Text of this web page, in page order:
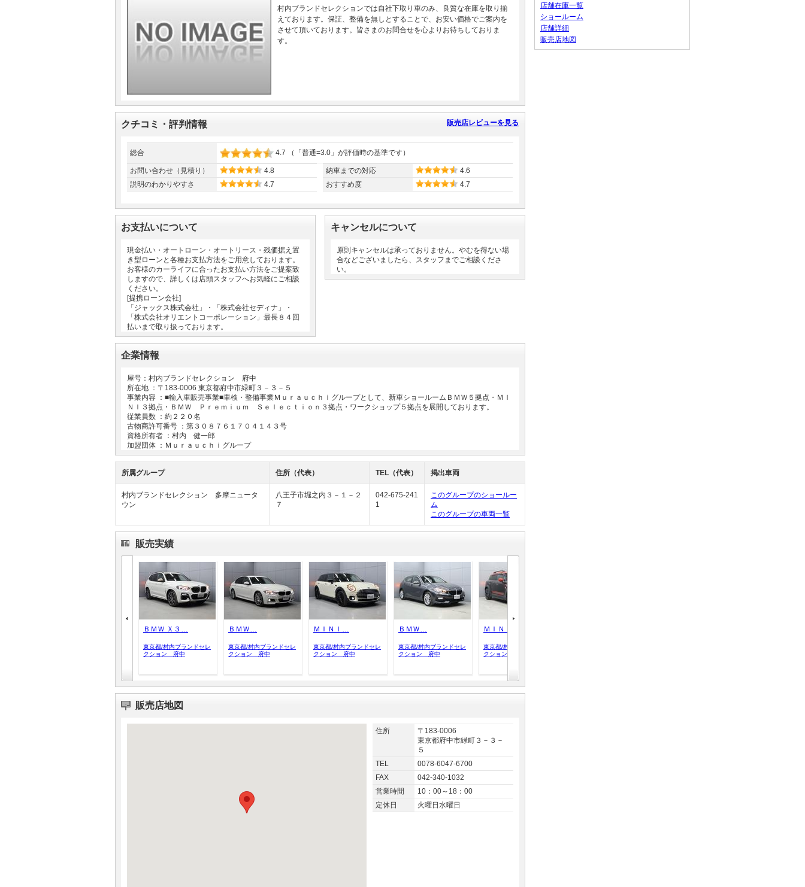
村内ブランドセレクションでは自社下取り車のみ、良質な在庫を取り揃
えております。保証、整備を無しとすることで、お安い価格でご案内を
させて頂いております。皆さまのお問合せを心よりお待ちしておりま
す。
クチコミ・評判情報 販売店レビューを見る
総合 4.7 （「普通=3.0」が評価時の基準です）
お問い合わせ（見積り）
4.8
説明のわかりやすさ
4.7
納車までの対応
4.6
おすすめ度
4.7
お支払いについて
現金払い・オートローン・オートリース・残価据え置
き型ローンと各種お支払方法をご用意しております。
お客様のカーライフに合ったお支払い方法をご提案致
しますので、詳しくは店頭スタッフへお気軽にご相談
ください。
[提携ローン会社]
「ジャックス株式会社」・「株式会社セディナ」・
「株式会社オリエントコーポレーション」最長８４回
払いまで取り扱っております。
キャンセルについて
原則キャンセルは承っておりません。やむを得ない場
合などございましたら、スタッフまでご相談くださ
い。
企業情報
屋号：村内ブランドセレクション 府中
所在地 ：〒 183-0006 東京都府中市緑町３－３－５
事業内容 ：■輸入車販売事業■車検・整備事業Ｍｕｒａｕｃｈｉグループとして、新車ショールームＢＭＷ５拠点・ＭＩ
ＮＩ３拠点・ＢＭＷ Ｐｒｅｍｉｕｍ Ｓｅｌｅｃｔｉｏｎ３拠点・ワークショップ５拠点を展開しております。
従業員数 ：約２２０名
古物商許可番号 ：第３０８７６１７０４１４３号
資格所有者 ：村内 健一郎
加盟団体 ：Ｍｕｒａｕｃｈｉグループ
所属グループ 住所（代表） TEL（代表） 掲出車両
村内ブランドセレクション 多摩ニュータ
ウン
八王子市堀之内３－１－２
７
042-675-241
1
このグループのショールー
ム
このグループの車両一覧
販売実績
ＢＭＷ Ｘ３…
東京都/村内ブランドセレ
クション 府中
ＢＭＷ…
東京都/村内ブランドセレ
クション 府中
ＭＩＮＩ…
東京都/村内ブランドセレ
クション 府中
ＢＭＷ…
東京都/村内ブランドセレ
クション 府中
ＭＩＮＩ…
東京都/村内ブランドセレ
クション 府中
販売店地図
住所
〒183-0006
東京都府中市緑町３－３－
５
TEL
0078-6047-6700
FAX
042-340-1032
営業時間
10：00～18：00
定休日
火曜日水曜日
店舗在庫一覧
ショールーム
店舗詳細
販売店地図